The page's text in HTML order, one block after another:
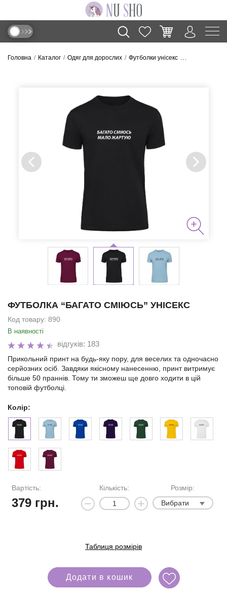
Головна Каталог Одяг для дорослих Футболки унісекс Футболка
ФУТБОЛКА “БАГАТО СМІЮСЬ” УНІСЕКС
Код товару: 890
В наявності
відгуків: 183
Прикольний принт на будь-яку пору, для веселих та одночасно
серйозних осіб. Завдяки якісному нанесенню, принт витримує
більше 50 праннів. Тому ти зможеш ще довго ходити в цій
топовій футболці.
Колір:
Вартість:
379грн.
Кількість:
Розмір:
Вибрати
Таблиця розмірів
Додати в кошик